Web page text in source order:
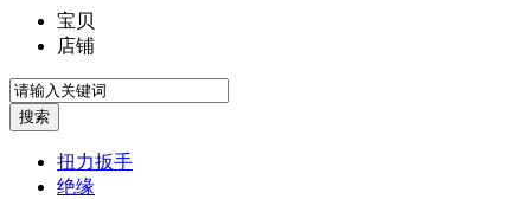
宝贝
店铺
扭力扳手
绝缘